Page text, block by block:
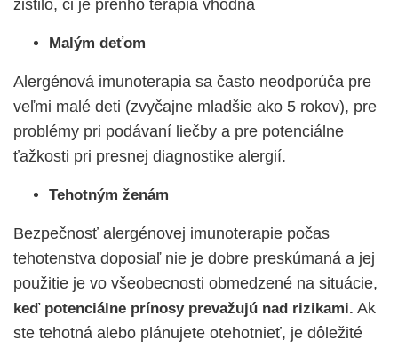
zistilo, či je preňho terapia vhodná
Malým deťom
Alergénová imunoterapia sa často neodporúča pre
veľmi malé deti (zvyčajne mladšie ako 5 rokov), pre
problémy pri podávaní liečby a pre potenciálne
ťažkosti pri presnej diagnostike alergií.
Tehotným ženám
Bezpečnosť alergénovej imunoterapie počas
tehotenstva doposiaľ nie je dobre preskúmaná a jej
použitie je vo všeobecnosti obmedzené na situácie,
keď potenciálne prínosy prevažujú nad rizikami. Ak
ste tehotná alebo plánujete otehotnieť, je dôležité